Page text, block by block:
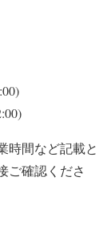
時間など記載と
ご確認くださ